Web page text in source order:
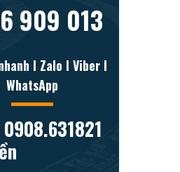
909 013
l Zalo l Viber l
WhatsApp